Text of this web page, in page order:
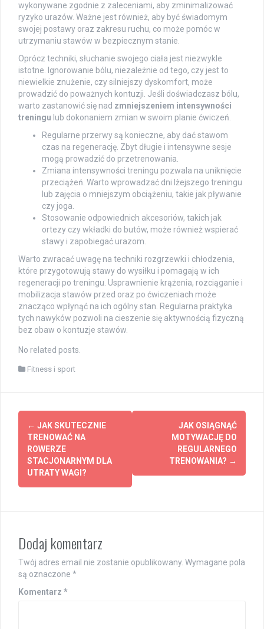
wykonywane zgodnie z zaleceniami, aby zminimalizować
ryzyko urazów. Ważne jest również, aby być świadomym
swojej postawy oraz zakresu ruchu, co może pomóc w
utrzymaniu stawów w bezpiecznym stanie.
Oprócz techniki, słuchanie swojego ciała jest niezwykle
istotne. Ignorowanie bólu, niezależnie od tego, czy jest to
niewielkie znużenie, czy silniejszy dyskomfort, może
prowadzić do poważnych kontuzji. Jeśli doświadczasz bólu,
warto zastanowić się nad zmniejszeniem intensywności
treningu lub dokonaniem zmian w swoim planie ćwiczeń.
Regularne przerwy są konieczne, aby dać stawom
czas na regenerację. Zbyt długie i intensywne sesje
mogą prowadzić do przetrenowania.
Zmiana intensywności treningu pozwala na uniknięcie
przeciążeń. Warto wprowadzać dni lżejszego treningu
lub zajęcia o mniejszym obciążeniu, takie jak pływanie
czy joga.
Stosowanie odpowiednich akcesoriów, takich jak
ortezy czy wkładki do butów, może również wspierać
stawy i zapobiegać urazom.
Warto zwracać uwagę na techniki rozgrzewki i chłodzenia,
które przygotowują stawy do wysiłku i pomagają w ich
regeneracji po treningu. Usprawnienie krążenia, rozciąganie i
mobilizacja stawów przed oraz po ćwiczeniach może
znacząco wpłynąć na ich ogólny stan. Regularna praktyka
tych nawyków pozwoli na cieszenie się aktywnością fizyczną
bez obaw o kontuzje stawów.
No related posts.
Fitness i sport
Post
navigation
← JAK SKUTECZNIE
TRENOWAĆ NA
ROWERZE
STACJONARNYM DLA
UTRATY WAGI?
JAK OSIĄGNĄĆ
MOTYWACJĘ DO
REGULARNEGO
TRENOWANIA? →
Dodaj komentarz
Twój adres email nie zostanie opublikowany. Wymagane pola
są oznaczone *
Komentarz *